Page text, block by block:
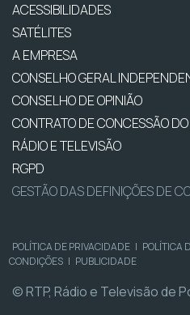
ACESSIBILIDADES
SATÉLITES
A EMPRESA
CONSELHO GERAL
CONSELHO DE OPINIÃO
CONTRATO DE CONCESSÃO
RÁDIO E TELEVISÃO
RGPD
GESTÃO DAS DEFINIÇÕES DE
POLÍTICA DE PRIVACIDADE | POLÍTICA
CONDIÇÕES | PUBLICIDADE
© RTP, Rádio e Televisão de